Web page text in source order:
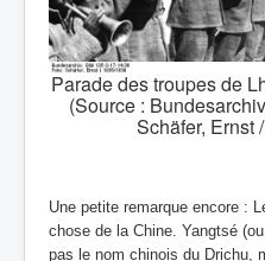
Parade des troupes de
(Source :
Schäfer, Ernst
Une petite remarque encore :
chose de la Chine. Yangtsé
pas le nom chinois du Drichu,